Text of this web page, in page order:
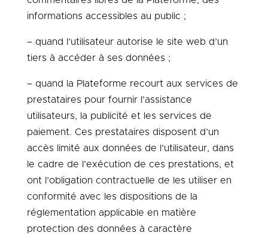
informations accessibles au public ;
– quand l’utilisateur autorise le site web d’un
tiers à accéder à ses données ;
– quand la Plateforme recourt aux services de
prestataires pour fournir l’assistance
utilisateurs, la publicité et les services de
paiement. Ces prestataires disposent d’un
accès limité aux données de l’utilisateur, dans
le cadre de l’exécution de ces prestations, et
ont l’obligation contractuelle de les utiliser en
conformité avec les dispositions de la
réglementation applicable en matière
protection des données à caractère